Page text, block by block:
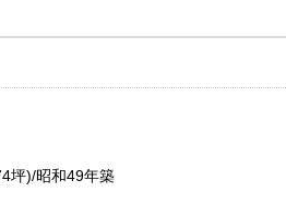
坪)/昭和49年築